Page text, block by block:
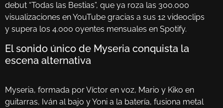
debut “Todas las Bestias”, que ya roza las 300.000
visualizaciones en YouTube gracias a sus 12 videoclips
y supera los 4.000 oyentes mensuales en Spotify.
El sonido único de Myseria conquista la
escena alternativa
Myseria, formada por Víctor en voz, Mario y Kiko en
guitarras, Iván al bajo y Yoni a la batería, fusiona metal